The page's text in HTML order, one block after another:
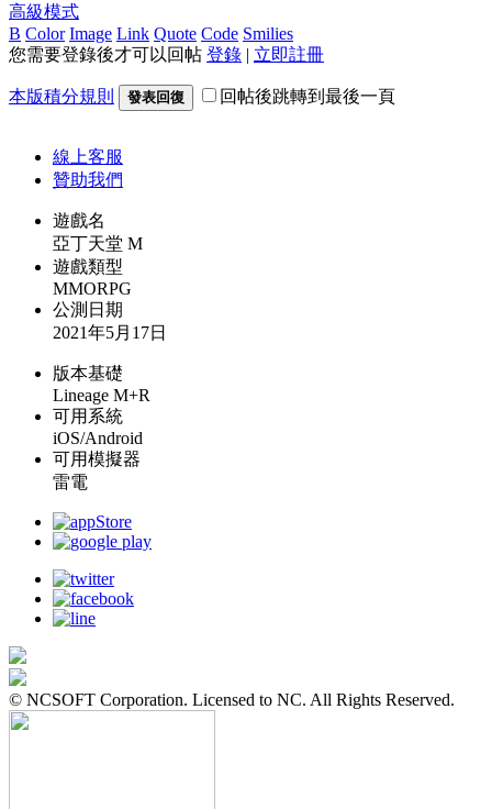
高級模式
B Color Image Link Quote Code Smilies
您需要登錄後才可以回帖 登錄 | 立即註冊
本版積分規則 發表回復 回帖後跳轉到最後一頁
線上客服
贊助我們
遊戲名
亞丁天堂 M
遊戲類型
MMORPG
公測日期
2021年5月17日
版本基礎
Lineage M+R
可用系統
iOS/Android
可用模擬器
雷電
© NCSOFT Corporation. Licensed to NC. All Rights Reserved.